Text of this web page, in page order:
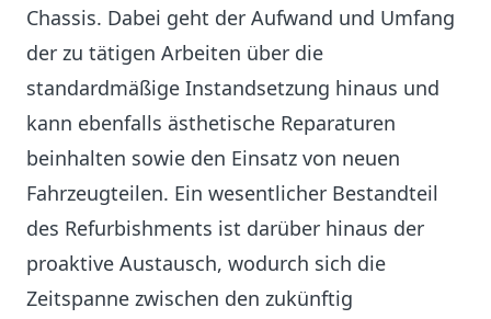
Chassis. Dabei geht der Aufwand und Umfang
der zu tätigen Arbeiten über die
standardmäßige Instandsetzung hinaus und
kann ebenfalls ästhetische Reparaturen
beinhalten sowie den Einsatz von neuen
Fahrzeugteilen. Ein wesentlicher Bestandteil
des Refurbishments ist darüber hinaus der
proaktive Austausch, wodurch sich die
Zeitspanne zwischen den zukünftig